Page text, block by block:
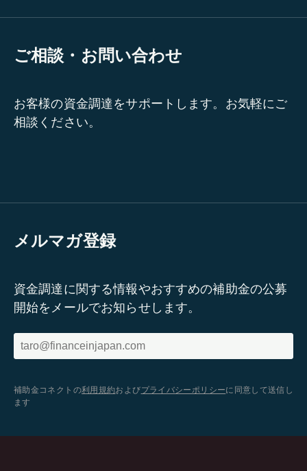
ご相談・お問い合わせ
お客様の資金調達をサポートします。お気軽にご
相談ください。
メルマガ登録
資金調達に関する情報やおすすめの補助金の公募
開始をメールでお知らせします。
補助金コネクトの利用規約およびプライバシーポリシーに同意して送信し
ます